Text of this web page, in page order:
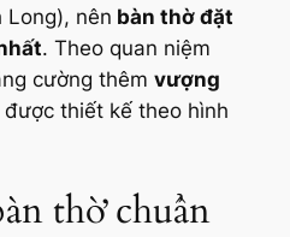
Long), nên bàn thờ đặt
. Theo quan niệm
cường thêm vượng
thiết kế theo hình
thờ chuẩn